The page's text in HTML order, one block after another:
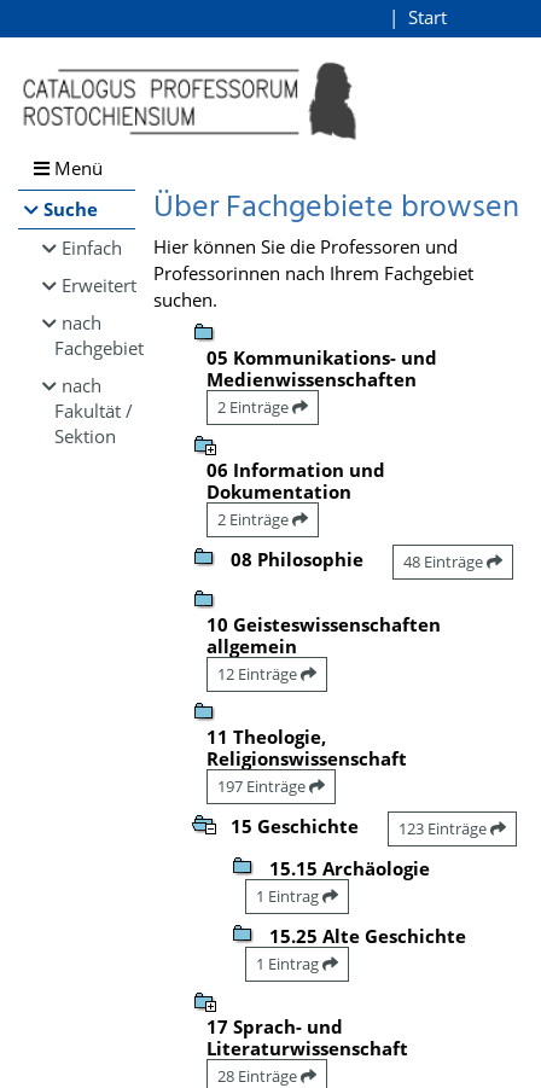
Browsen
direkt zum Inhalt
Start
Menü
Suche
Einfach
Erweitert
nach
Fachgebiet
nach
Fakultät /
Sektion
Über Fachgebiete browsen
Hier können Sie die Professoren und
Professorinnen nach Ihrem Fachgebiet
suchen.
05 Kommunikations- und
Medienwissenschaften
2 Einträge
06 Information und
Dokumentation
2 Einträge
08 Philosophie 48 Einträge
10 Geisteswissenschaften
allgemein
12 Einträge
11 Theologie,
Religionswissenschaft
197 Einträge
15 Geschichte 123 Einträge
15.15 Archäologie
1 Eintrag
15.25 Alte Geschichte
1 Eintrag
17 Sprach- und
Literaturwissenschaft
28 Einträge